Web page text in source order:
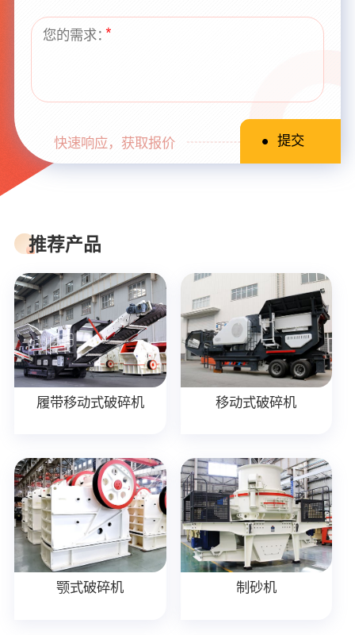
快速响应，获取报价
推荐产品
履带移动式破碎机 移动式破碎机
颚式破碎机 制砂机